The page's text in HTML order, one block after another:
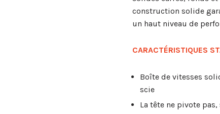
construction solide
un haut niveau de
CARACTÉRISTIQUES
Boîte de vitesses
scie
La tête ne pivote